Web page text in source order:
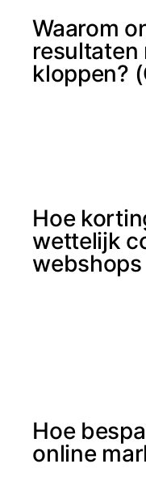
Waarom
resultaten
kloppen?
Hoe
wettelijk
Hoe
online